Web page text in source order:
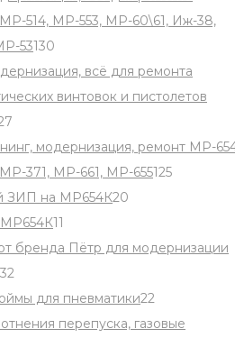
514, МР-553, МР-60\61, Иж-38,
53130
productsвсё для ремонта
винтовок и пистолетов
products
модернизация, ремонт МР-
371, МР-661, МР-655125125
ЗИП на МР654К20
11
products
бренда Пётр для модернизации
32
products
для пневматики22
products
перепуска, газовые